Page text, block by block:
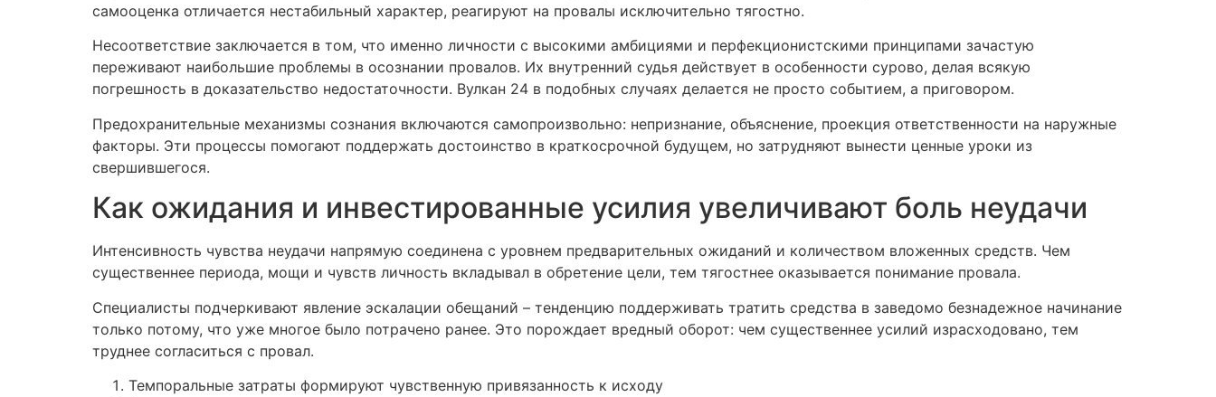
самооценка отличается нестабильный характер, реагируют на провалы исключительно тягостно.
Несоответствие заключается в том, что именно личности с высокими амбициями и перфекционистскими принципами зачастую
переживают наибольшие проблемы в осознании провалов. Их внутренний судья действует в особенности сурово, делая всякую
погрешность в доказательство недостаточности. Вулкан 24 в подобных случаях делается не просто событием, а приговором.
Предохранительные механизмы сознания включаются самопроизвольно: непризнание, объяснение, проекция ответственности на наружные
факторы. Эти процессы помогают поддержать достоинство в краткосрочной будущем, но затрудняют вынести ценные уроки из
свершившегося.
Как ожидания и инвестированные усилия увеличивают боль неудачи
Интенсивность чувства неудачи напрямую соединена с уровнем предварительных ожиданий и количеством вложенных средств. Чем
существеннее периода, мощи и чувств личность вкладывал в обретение цели, тем тягостнее оказывается понимание провала.
Специалисты подчеркивают явление эскалации обещаний – тенденцию поддерживать тратить средства в заведомо безнадежное начинание
только потому, что уже многое было потрачено ранее. Это порождает вредный оборот: чем существеннее усилий израсходовано, тем
труднее согласиться с провал.
Темпоральные затраты формируют чувственную привязанность к исходу